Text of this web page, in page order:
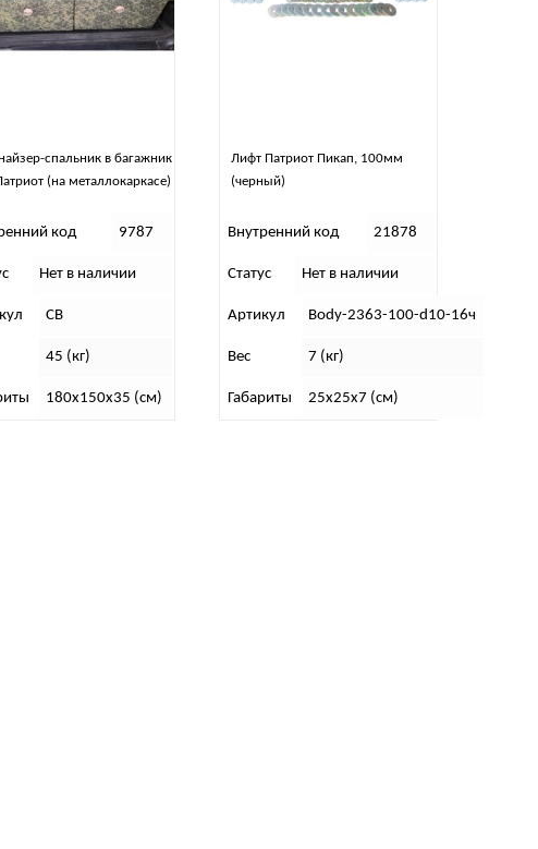
спальник в багажник
(на металлокаркасе)
код 9787
Нет в наличии
СВ
45 (кг)
180х150х35 (см)
Лифт Патриот Пикап, 100мм
(черный)
Внутренний код 21878
Статус Нет в наличии
Артикул Body-2363-100-d10-16ч
Вес 7 (кг)
Габариты 25х25х7 (см)